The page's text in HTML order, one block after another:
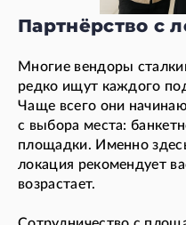
Партнёрство с
Многие вендоры
редко ищут каждого
Чаще всего они
с выбора места:
площадки. Именно
локация рекомендует
возрастает.